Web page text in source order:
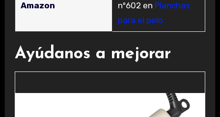
Amazon
nº602 en Planchas
para el pelo
Ayúdanos a mejorar